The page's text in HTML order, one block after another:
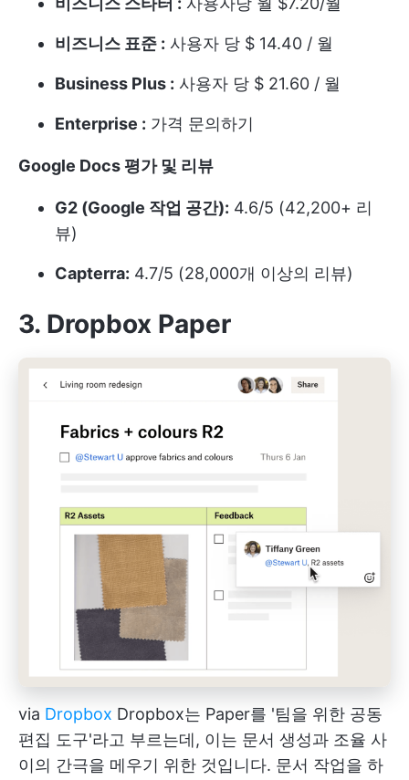
비즈니스 표준 : 사용자 당 $ 14.40 / 월
Business Plus : 사용자 당 $ 21.60 / 월
Enterprise : 가격 문의하기
Google Docs 평가 및 리뷰
G2 (Google 작업 공간): 4.6/5 (42,200+ 리
뷰)
Capterra: 4.7/5 (28,000개 이상의 리뷰)
3. Dropbox Paper
via Dropbox Dropbox는 Paper를 '팀을 위한 공동
편집 도구'라고 부르는데, 이는 문서 생성과 조율 사
이의 간극을 메우기 위한 것입니다. 문서 작업을 하